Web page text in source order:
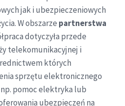
jak i ubezpieczeniowych
W obszarze partnerstwa
dotyczyła przede
telekomunikacyjnej i
których
sprzętu elektronicznego
np. pomoc elektryka lub
ubezpieczeń na